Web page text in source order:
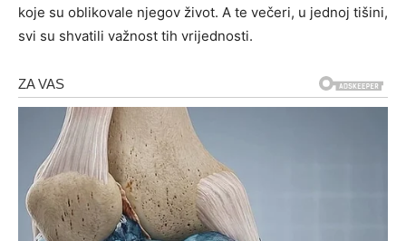
koje su oblikovale njegov život. A te večeri, u jednoj tišini,
svi su shvatili važnost tih vrijednosti.